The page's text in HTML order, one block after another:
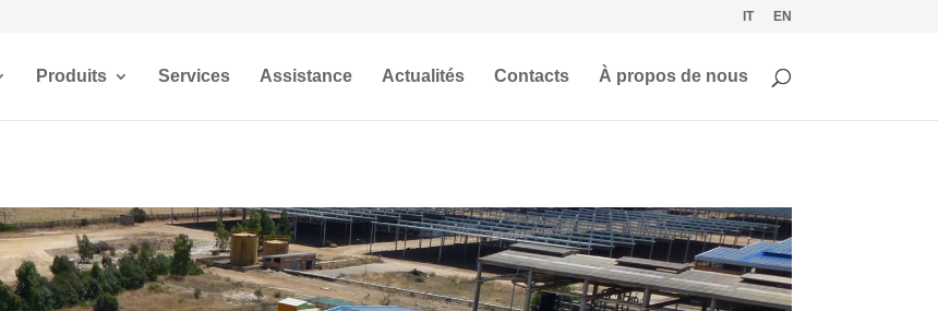
IT EN
Produits Services Assistance Actualités Contacts À propos de nous